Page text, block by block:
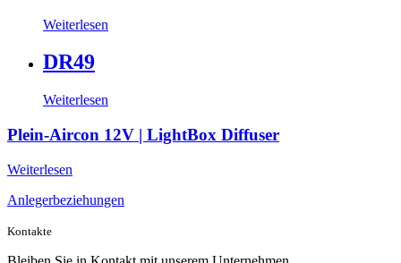
Weiterlesen
DR49
Weiterlesen
Plein-Aircon 12V | LightBox Diffuser
Weiterlesen
Anlegerbeziehungen
Kontakte